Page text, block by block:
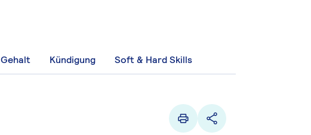
Gehalt Kündigung Soft & Hard Skills